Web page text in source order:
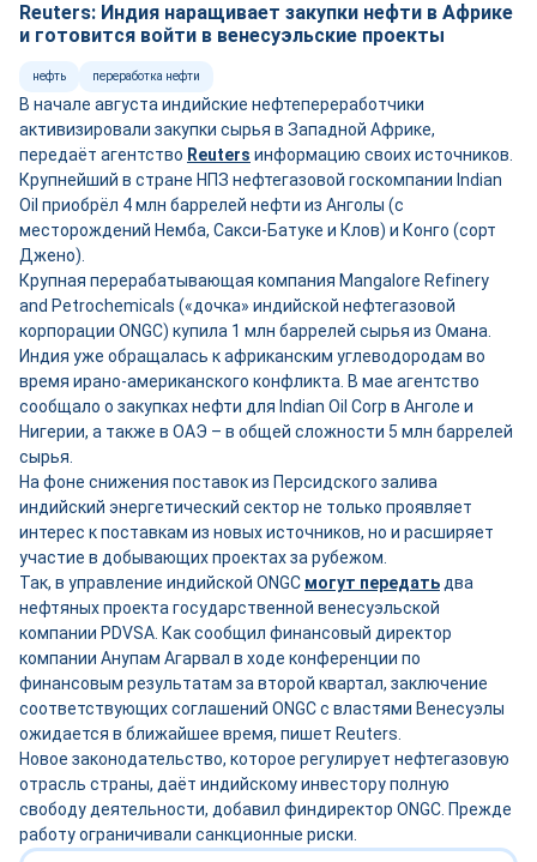
Reuters: Индия наращивает закупки нефти в Африке
и готовится войти в венесуэльские проекты
нефть переработка нефти
В начале августа индийские нефтепереработчики
активизировали закупки сырья в Западной Африке,
передаёт агентство Reuters информацию своих источников.
Крупнейший в стране НПЗ нефтегазовой госкомпании Indian
Oil приобрёл 4 млн баррелей нефти из Анголы (с
месторождений Немба, Сакси-Батуке и Клов) и Конго (сорт
Джено).
Крупная перерабатывающая компания Mangalore Refinery
and Petrochemicals («дочка» индийской нефтегазовой
корпорации ONGC) купила 1 млн баррелей сырья из Омана.
Индия уже обращалась к африканским углеводородам во
время ирано-американского конфликта. В мае агентство
сообщало о закупках нефти для Indian Oil Corp в Анголе и
Нигерии, а также в ОАЭ – в общей сложности 5 млн баррелей
сырья.
На фоне снижения поставок из Персидского залива
индийский энергетический сектор не только проявляет
интерес к поставкам из новых источников, но и расширяет
участие в добывающих проектах за рубежом.
Так, в управление индийской ONGC могут передать два
нефтяных проекта государственной венесуэльской
компании PDVSA. Как сообщил финансовый директор
компании Анупам Агарвал в ходе конференции по
финансовым результатам за второй квартал, заключение
соответствующих соглашений ONGC с властями Венесуэлы
ожидается в ближайшее время, пишет Reuters.
Новое законодательство, которое регулирует нефтегазовую
отрасль страны, даёт индийскому инвестору полную
свободу деятельности, добавил финдиректор ONGC. Прежде
работу ограничивали санкционные риски.